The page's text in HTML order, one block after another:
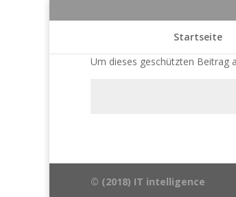
Startseite
Um dieses geschützten Beitrag
© (2018) IT intelligence